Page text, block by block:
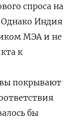
спроса на
Однако Индия
МЭА и ​не
к
покрывают
бы